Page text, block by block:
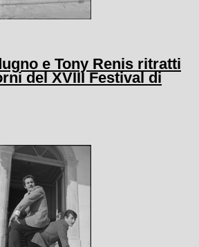
e Tony Renis ritratti
del XVIII Festival di